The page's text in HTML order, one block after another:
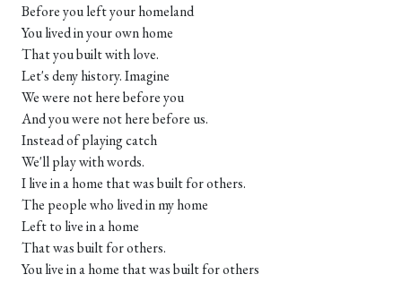
Before you left your homeland
You lived in your own home
That you built with love.
Let's deny history. Imagine
We were not here before you
And you were not here before us.
Instead of playing catch
We'll play with words.
I live in a home that was built for others.
The people who lived in my home
Left to live in a home
That was built for others.
You live in a home that was built for others